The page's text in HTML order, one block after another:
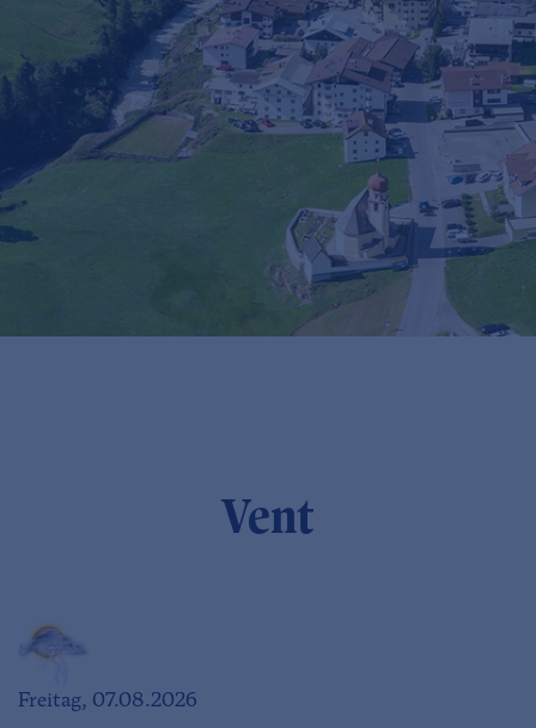
Vent
Freitag, 07.08.2026